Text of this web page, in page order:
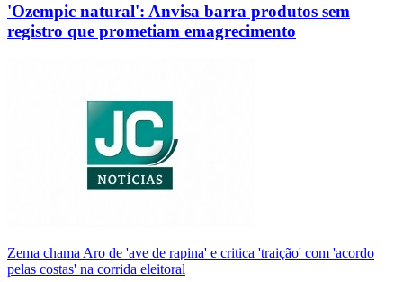
'Ozempic natural': Anvisa barra produtos sem
registro que prometiam emagrecimento
Zema chama Aro de 'ave de rapina' e critica 'traição' com 'acordo
pelas costas' na corrida eleitoral